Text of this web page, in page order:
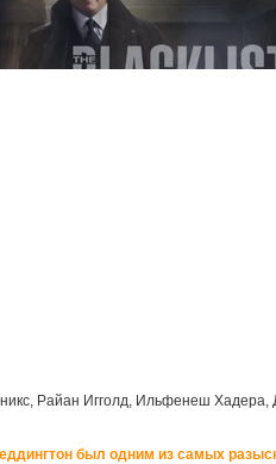
Райан Игголд, Ильфенеш
был одним из самых